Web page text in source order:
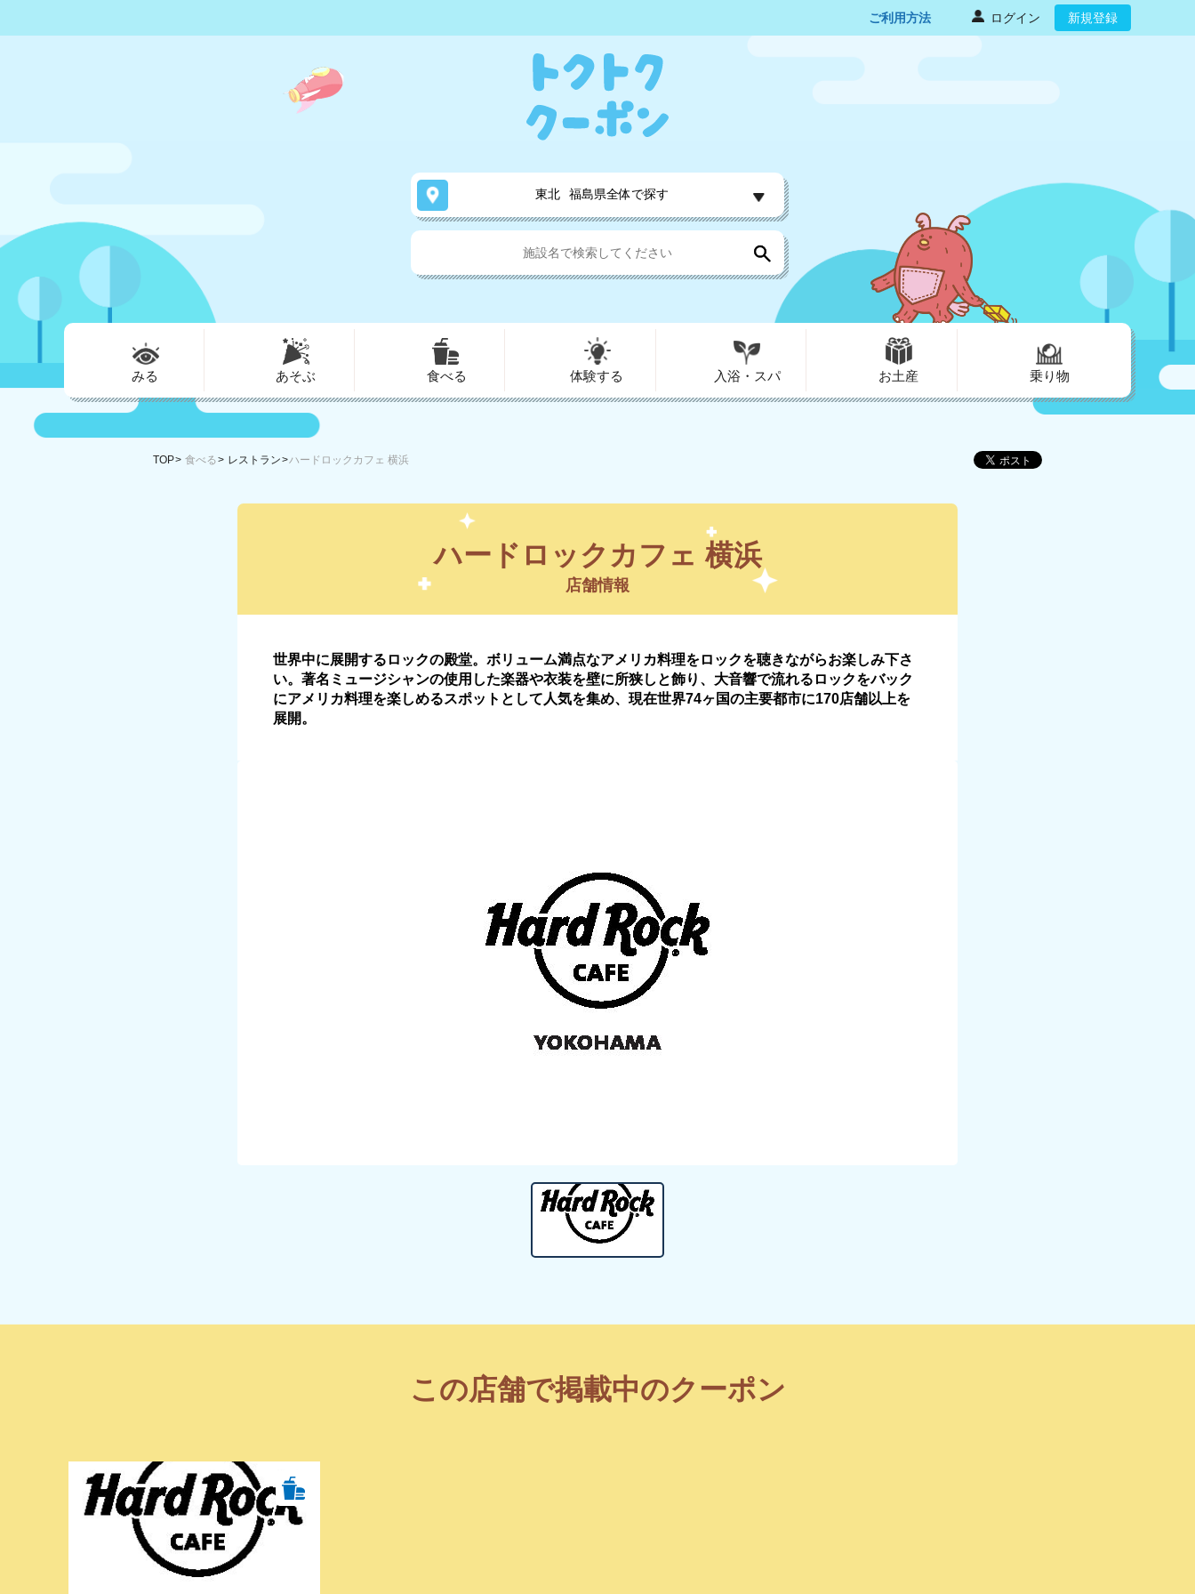
ご利用方法 ログイン 新規登録
東北 福島県全体で探す
みる あそぶ 食べる 体験する 入浴・スパ お土産 乗り物
TOP 食べる レストラン ハードロックカフェ 横浜
ハードロックカフェ 横浜
店舗情報
世界中に展開するロックの殿堂。ボリューム満点なアメリカ料理をロックを聴きながらお楽しみ下さ
い。著名ミュージシャンの使用した楽器や衣装を壁に所狭しと飾り、大音響で流れるロックをバック
にアメリカ料理を楽しめるスポットとして人気を集め、現在世界74ヶ国の主要都市に170店舗以上を
展開。
この店舗で掲載中のクーポン